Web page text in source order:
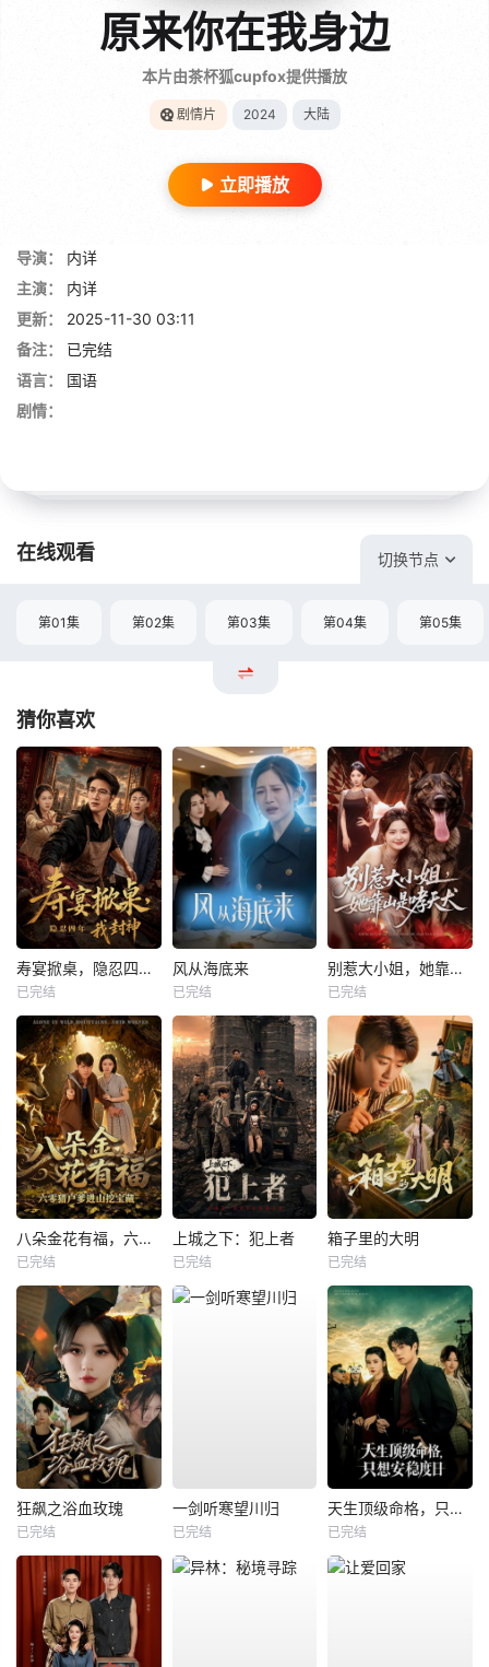
原来你在我身边
本片由茶杯狐cupfox提供播放
剧情片 2024 大陆
立即播放
导演：
内详
主演：
内详
更新：
2025-11-30 03:11
备注：
已完结
语言：
国语
剧情：
在线观看 切换节点
第01集 第02集 第03集 第04集 第05集
猜你喜欢
寿宴掀桌，隐忍四年我封神
已完结
风从海底来
已完结
别惹大小姐，她靠山是哮天犬
已完结
八朵金花有福，六零猎户爹进山挖宝藏
已完结
上城之下：犯上者
已完结
箱子里的大明
已完结
狂飙之浴血玫瑰
已完结
一剑听寒望川归
已完结
天生顶级命格，只想安稳度日
已完结